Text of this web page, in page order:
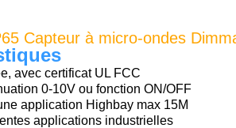
Capteur à micro-ondes
avec certificat UL FCC
0-10V ou fonction ON/OFF
application Highbay max 15M
applications industrielles